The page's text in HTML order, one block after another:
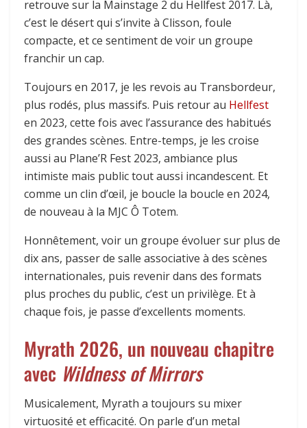
retrouve sur la Mainstage 2 du Hellfest 2017. Là,
c’est le désert qui s’invite à Clisson, foule
compacte, et ce sentiment de voir un groupe
franchir un cap.
Toujours en 2017, je les revois au Transbordeur,
plus rodés, plus massifs. Puis retour au Hellfest
en 2023, cette fois avec l’assurance des habitués
des grandes scènes. Entre-temps, je les croise
aussi au Plane’R Fest 2023, ambiance plus
intimiste mais public tout aussi incandescent. Et
comme un clin d’œil, je boucle la boucle en 2024,
de nouveau à la MJC Ô Totem.
Honnêtement, voir un groupe évoluer sur plus de
dix ans, passer de salle associative à des scènes
internationales, puis revenir dans des formats
plus proches du public, c’est un privilège. Et à
chaque fois, je passe d’excellents moments.
Myrath 2026, un nouveau chapitre
avec Wildness of Mirrors
Musicalement, Myrath a toujours su mixer
virtuosité et efficacité. On parle d’un metal